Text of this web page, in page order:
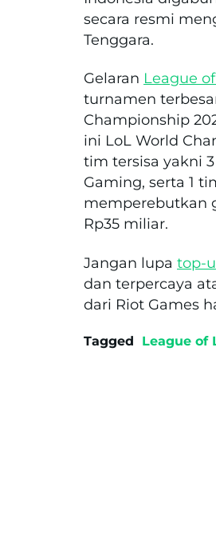
secara resmi
Tenggara.
Gelaran League
turnamen
Championship
ini LoL World
tim tersisa yakni
Gaming, serta 1
memperebutkan
Rp35 miliar.
Jangan lupa top-
dan terpercaya
dari Riot Games
Tagged League of